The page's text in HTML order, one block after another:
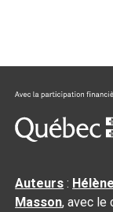
Auteurs :
Masson, avec le